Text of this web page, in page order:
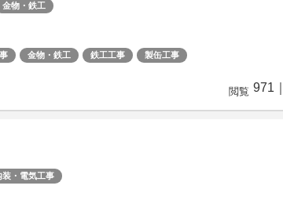
金物・鉄工
金物・鉄工 鉄工工事 製缶工事
閲覧 971
装・電気工事